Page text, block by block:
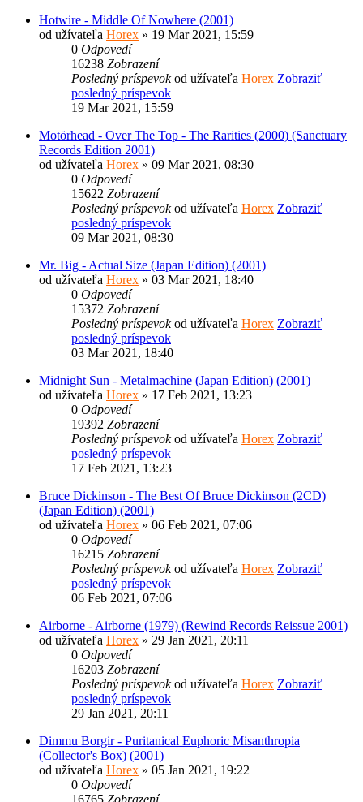
Hotwire - Middle Of Nowhere (2001)
od užívateľa Horex » 19 Mar 2021, 15:59
0 Odpovedí
16238 Zobrazení
Posledný príspevokod užívateľa Horex Zobraziť
posledný príspevok
19 Mar 2021, 15:59
Motörhead - Over The Top - The Rarities (2000) (Sanctuary
Records Edition 2001)
od užívateľa Horex » 09 Mar 2021, 08:30
0 Odpovedí
15622 Zobrazení
Posledný príspevokod užívateľa Horex Zobraziť
posledný príspevok
09 Mar 2021, 08:30
Mr. Big - Actual Size (Japan Edition) (2001)
od užívateľa Horex » 03 Mar 2021, 18:40
0 Odpovedí
15372 Zobrazení
Posledný príspevokod užívateľa Horex Zobraziť
posledný príspevok
03 Mar 2021, 18:40
Midnight Sun - Metalmachine (Japan Edition) (2001)
od užívateľa Horex » 17 Feb 2021, 13:23
0 Odpovedí
19392 Zobrazení
Posledný príspevokod užívateľa Horex Zobraziť
posledný príspevok
17 Feb 2021, 13:23
Bruce Dickinson - The Best Of Bruce Dickinson (2CD)
(Japan Edition) (2001)
od užívateľa Horex » 06 Feb 2021, 07:06
0 Odpovedí
16215 Zobrazení
Posledný príspevokod užívateľa Horex Zobraziť
posledný príspevok
06 Feb 2021, 07:06
Airborne - Airborne (1979) (Rewind Records Reissue 2001)
od užívateľa Horex » 29 Jan 2021, 20:11
0 Odpovedí
16203 Zobrazení
Posledný príspevokod užívateľa Horex Zobraziť
posledný príspevok
29 Jan 2021, 20:11
Dimmu Borgir - Puritanical Euphoric Misanthropia
(Collector's Box) (2001)
od užívateľa Horex » 05 Jan 2021, 19:22
0 Odpovedí
16765 Zobrazení